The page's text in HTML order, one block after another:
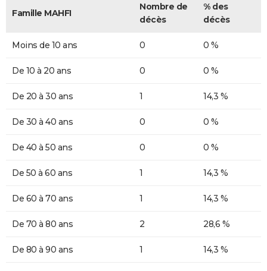
Famille MAHFI
Nombre de
décès
% des
décès
Moins de 10 ans 0 0 %
De 10 à 20 ans 0 0 %
De 20 à 30 ans 1 14,3 %
De 30 à 40 ans 0 0 %
De 40 à 50 ans 0 0 %
De 50 à 60 ans 1 14,3 %
De 60 à 70 ans 1 14,3 %
De 70 à 80 ans 2 28,6 %
De 80 à 90 ans 1 14,3 %